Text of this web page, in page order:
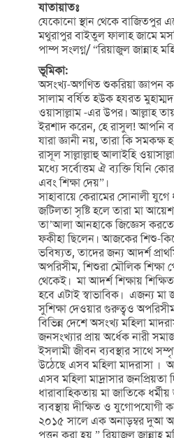
যাতায়াতঃ
যেকোনো স্থান থেকে বাজিতপুর
মথুরাপুর বাইতুল ফালাহ জামে
পাম্প সংলগ্ন/ “রিয়াজুল জান্নাহ
ভূমিকা:
অসংখ্য-অগণিত শুকরিয়া জ্ঞাপন
সালাম বর্ষিত হউক হযরত মুহাম্মদ
ওয়াসাল্লাম -এর উপর। আল্লাহ
ইরশাদ করেন, হে রাসুল! আপনি
যারা জ্ঞানী নয়, তারা কি সমকক্ষ
রাসূল সাল্লাল্লাহু আলাইহি
মধ্যে সর্বোত্তম ঐ ব্যক্তি যিনি
এবং শিক্ষা দেয়”।
সাহাবায়ে কেরামের সোনালী যুগে
জটিলতা সৃষ্টি হলে তারা মা আয়েশা
তা’আলা আনহাকে জিজ্ঞেস
ফকীহা ছিলেন। আজকের শিশু-
ভবিষ্যত, তাদের জন্য আদর্শ
অপরিসীম, শিশুরা মৌলিক শিক্ষা
থেকেই। মা আদর্শ শিক্ষায়
হবে এটাই স্বাভাবিক। এজন্য মা
সুশিক্ষা দেওয়ার গুরুত্বও
বিভিন্ন দেশে অসংখ্য মহিলা
জনসংখ্যার প্রায় অর্ধেক নারী
ইসলামী জীবন ব্যবস্থার সাথে
উঠেছে এসব মহিলা মাদরাসা ।
এসব মহিলা মাদ্রাসার
ধারাবাহিকতায় মা জাতিকে
ব্যবস্থায় দীক্ষিত ও যুগোপযোগী
২০১৫ সালে এক অনাড়ম্বর দুআ
পত্তন করা হয় ” রিয়াজুল জান্নাহ